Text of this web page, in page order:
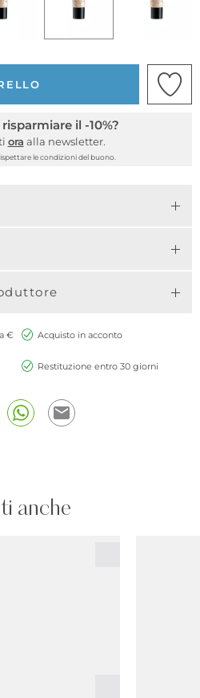
il -10%?
ora alla newsletter.
le condizioni del buono.
€
Acquisto in acconto
Restituzione entro 30 giorni
anche